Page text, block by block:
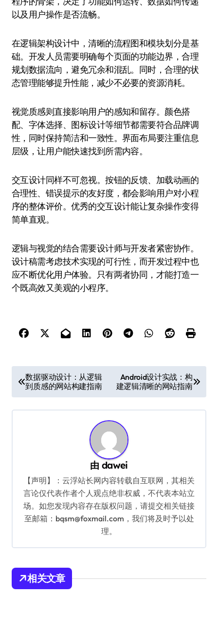
以及用户操作是否流畅。
在逻辑架构设计中，清晰的流程图和模块划分是基
础。开发人员需要明确每个页面的功能边界，合理
规划数据流向，避免冗余和混乱。同时，合理的状
态管理能够提升性能，减少不必要的资源消耗。
视觉质感则直接影响用户的感知和留存。颜色搭
配、字体选择、图标设计等细节都需要符合品牌调
性，同时保持简洁和一致性。界面布局要注重信息
层级，让用户能快速找到所需内容。
交互设计同样不可忽视。按钮的反馈、加载动画的
合理性、错误提示的友好度，都会影响用户对小程
序的整体评价。优秀的交互设计能让复杂操作变得
简单直观。
逻辑与视觉的结合需要设计师与开发者紧密协作。
设计稿需考虑技术实现的可行性，而开发过程中也
应不断优化用户体验。只有两者协同，才能打造一
个既高效又美观的小程序。
章
导
数据驱动设计：从逻辑
到质感的网站构建指南
Android设计实战：构
建逻辑清晰的网站指南
由dawei
【声明】：云浮站长网内容转载自互联网，其相关
言论仅代表作者个人观点绝非权威，不代表本站立
场。如您发现内容存在版权问题，请提交相关链接
至邮箱：bqsm@foxmail.com，我们将及时予以处
理。
相关文章